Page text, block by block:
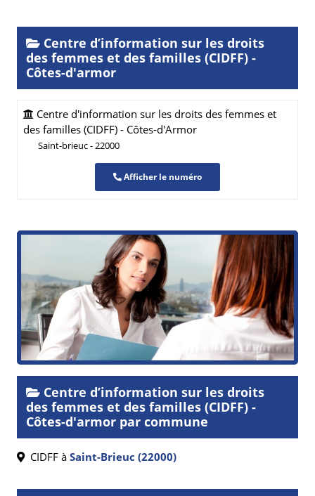
Centre d’information sur les droits
des femmes et des familles (CIDFF) -
Côtes-d'armor
Centre d'information sur les droits des femmes et
des familles (CIDFF) - Côtes-d'Armor
Saint-brieuc - 22000
Afficher le numéro
Centre d’information sur les droits
des femmes et des familles (CIDFF) -
Côtes-d'armor par commune
CIDFF à Saint-Brieuc (22000)